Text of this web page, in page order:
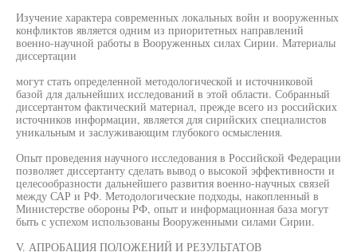
Изучение характера современных локальных войн и вооруженных
конфликтов является одним из приоритетных направлений
военно-научной работы в Вооруженных силах Сирии. Материалы
диссертации
могут стать определенной методологической и источниковой
базой для дальнейших исследований в этой области. Собранный
диссертантом фактический материал, прежде всего из российских
источников информации, является для сирийских специалистов
уникальным и заслуживающим глубокого осмысления.
Опыт проведения научного исследования в Российской Федерации
позволяет диссертанту сделать вывод о высокой эффективности и
целесообразности дальнейшего развития военно-научных связей
между САР и РФ. Методологические подходы, накопленный в
Министерстве обороны РФ, опыт и информационная база могут
быть с успехом использованы Вооруженными силами Сирии.
V. АПРОБАЦИЯ ПОЛОЖЕНИЙ И РЕЗУЛЬТАТОВ